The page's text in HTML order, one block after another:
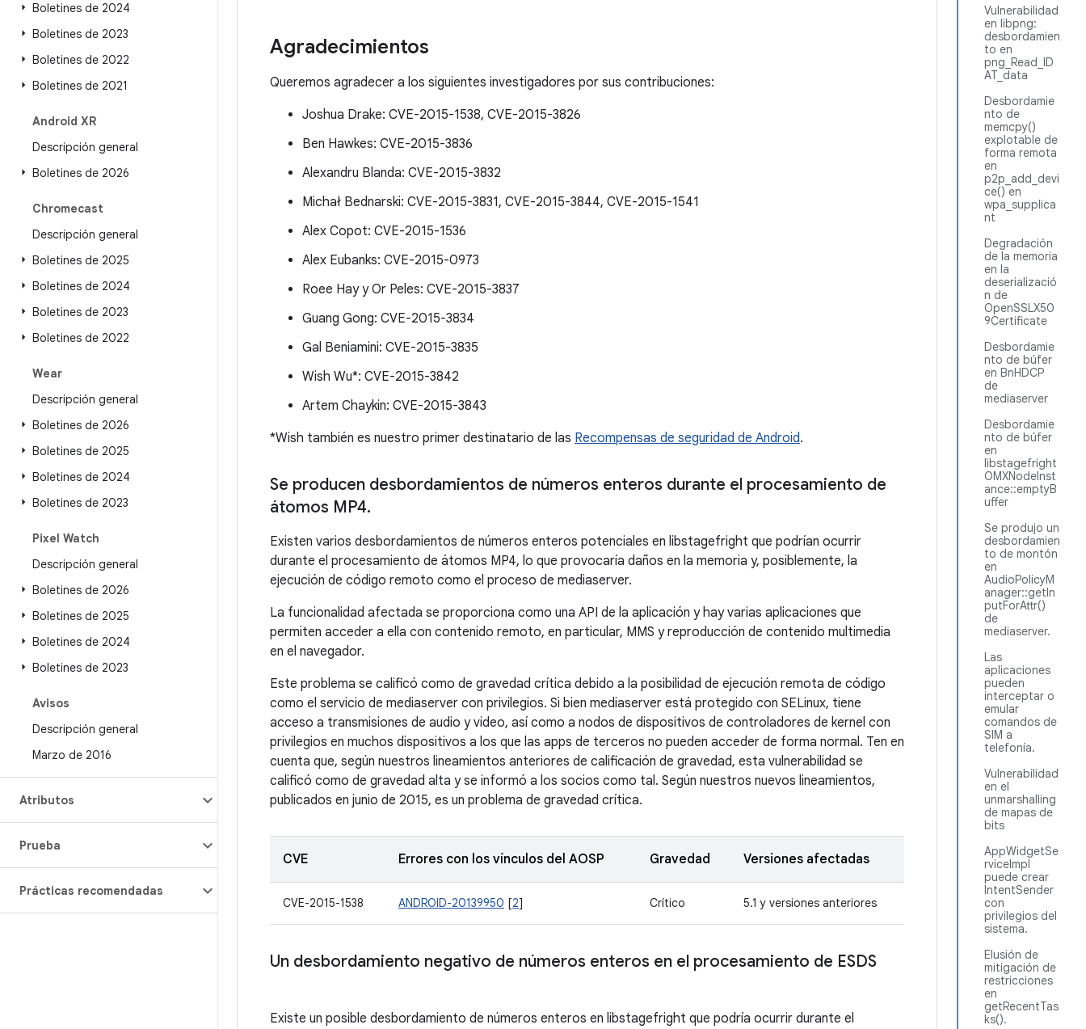
Boletines de 2024
Boletines de 2023
Boletines de 2022
Boletines de 2021
Android XR
Descripción general
Boletines de 2026
Chromecast
Descripción general
Boletines de 2025
Boletines de 2024
Boletines de 2023
Boletines de 2022
Wear
Descripción general
Boletines de 2026
Boletines de 2025
Boletines de 2024
Boletines de 2023
Pixel Watch
Descripción general
Boletines de 2026
Boletines de 2025
Boletines de 2024
Boletines de 2023
Avisos
Descripción general
Marzo de 2016
Atributos
Prueba
Prácticas recomendadas
Vulnerabilidad
en libpng:
desbordamien
to en
png_Read_ID
AT_data
Desbordamie
nto de
memcpy()
explotable de
forma remota
en
p2p_add_devi
ce() en
wpa_supplica
nt
Degradación
de la memoria
en la
deserializació
n de
OpenSSLX50
9Certificate
Desbordamie
nto de búfer
en BnHDCP
de
mediaserver
Desbordamie
nto de búfer
en
libstagefright
OMXNodeInst
ance::emptyB
uffer
Se produjo un
desbordamien
to de montón
en
AudioPolicyM
anager::getIn
putForAttr()
de
mediaserver.
Las
aplicaciones
pueden
interceptar o
emular
comandos de
SIM a
telefonía.
Vulnerabilidad
en el
unmarshalling
de mapas de
bits
AppWidgetSe
rviceImpl
puede crear
IntentSender
con
privilegios del
sistema.
Elusión de
mitigación de
restricciones
en
getRecentTas
ks().
Agradecimientos
Queremos agradecer a los siguientes investigadores por sus contribuciones:
Joshua Drake: CVE-2015-1538, CVE-2015-3826
Ben Hawkes: CVE-2015-3836
Alexandru Blanda: CVE-2015-3832
Michał Bednarski: CVE-2015-3831, CVE-2015-3844, CVE-2015-1541
Alex Copot: CVE-2015-1536
Alex Eubanks: CVE-2015-0973
Roee Hay y Or Peles: CVE-2015-3837
Guang Gong: CVE-2015-3834
Gal Beniamini: CVE-2015-3835
Wish Wu*: CVE-2015-3842
Artem Chaykin: CVE-2015-3843
*Wish también es nuestro primer destinatario de las Recompensas de seguridad de Android.
Se producen desbordamientos de números enteros durante el procesamiento de
átomos MP4.
Existen varios desbordamientos de números enteros potenciales en libstagefright que podrían ocurrir
durante el procesamiento de átomos MP4, lo que provocaría daños en la memoria y, posiblemente, la
ejecución de código remoto como el proceso de mediaserver.
La funcionalidad afectada se proporciona como una API de la aplicación y hay varias aplicaciones que
permiten acceder a ella con contenido remoto, en particular, MMS y reproducción de contenido multimedia
en el navegador.
Este problema se calificó como de gravedad crítica debido a la posibilidad de ejecución remota de código
como el servicio de mediaserver con privilegios. Si bien mediaserver está protegido con SELinux, tiene
acceso a transmisiones de audio y video, así como a nodos de dispositivos de controladores de kernel con
privilegios en muchos dispositivos a los que las apps de terceros no pueden acceder de forma normal. Ten en
cuenta que, según nuestros lineamientos anteriores de calificación de gravedad, esta vulnerabilidad se
calificó como de gravedad alta y se informó a los socios como tal. Según nuestros nuevos lineamientos,
publicados en junio de 2015, es un problema de gravedad crítica.
CVE Errores con los vínculos del AOSP Gravedad Versiones afectadas
CVE-2015-1538 ANDROID-20139950 [2] Crítico 5.1 y versiones anteriores
Un desbordamiento negativo de números enteros en el procesamiento de ESDS
Existe un posible desbordamiento de números enteros en libstagefright que podría ocurrir durante el